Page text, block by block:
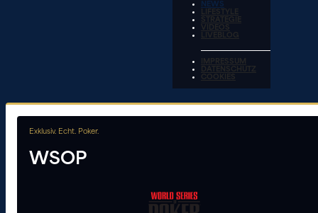
NEWS
LIFESTYLE
STRATEGIE
VIDEOS
LIVEBLOG
IMPRESSUM
DATENSCHUTZ
COOKIES
Exklusiv. Echt. Poker.
WSOP